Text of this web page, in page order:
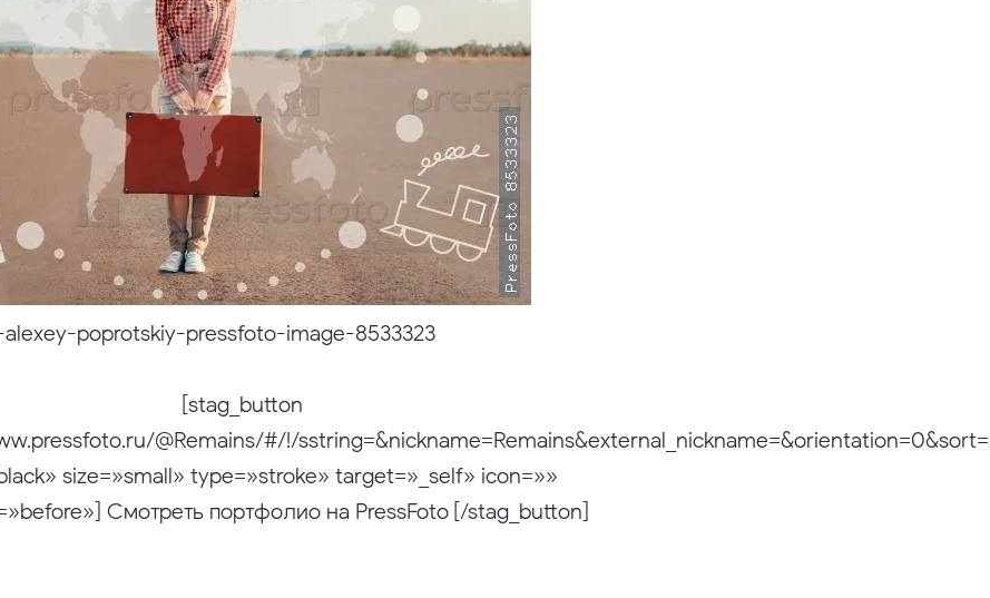
poprotskiy-pressfoto-image-8533323
[stag_button
@Remains/#/!/
size=»small» type=»stroke» target=»_self» icon=»»
Смотреть портфолио на PressFoto [/stag_button]